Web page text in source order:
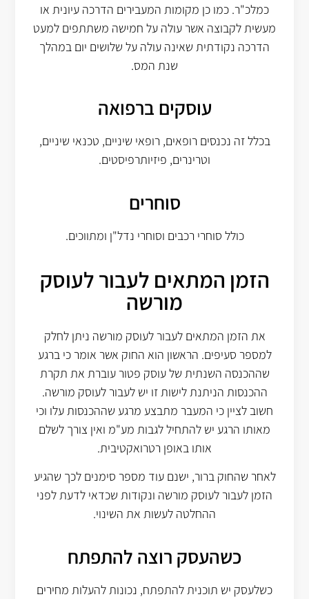
כמלכ"ר. כמו כן מקומות המעבירים הדרכה עיונית או
מעשית לקבוצה אשר עולה על חמישה משתתפים למעט
הדרכה נקודתית שאינה עולה על שלושים יום במהלך
שנת המס.
עוסקים ברפואה
בכלל זה נכנסים רופאים, רופאי שיניים, טכנאי שיניים,
וטרינרים, פיזיותרפיסטים.
סוחרים
כולל סוחרי רכבים וסוחרי נדל"ן ומתווכים.
הזמן המתאים לעבור לעוסק
מורשה
את הזמן המתאים לעבור לעוסק מורשה ניתן לחלק
למספר סעיפים. הראשון הוא החוק אשר אומר כי ברגע
שההכנסה השנתית של עוסק פטור עוברת את תקרת
ההכנסות הניתנת לישות זו יש לעבור לעוסק מורשה.
חשוב לציין כי המעבר מתבצע מרגע שההכנסות עלו וכי
מאותו הרגע יש להתחיל לגבות מע"מ ואין צורך לשלם
אותו באופן רטרואקטיבית.
לאחר שהחוק ברור, ישנם עוד מספר סימנים לכך שהגיע
הזמן לעבור לעוסק מורשה ונקודות שכדאי לדעת לפני
ההחלטה לעשות את השינוי.
כשהעסק רוצה להתפתח
כשלעסק יש תוכנית להתפתח, נכונות להעלות מחירים